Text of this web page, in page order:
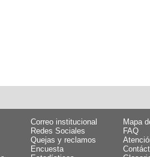
Correo institucional
Mapa
Redes Sociales
FAQ
Quejas y reclamos
Encuesta